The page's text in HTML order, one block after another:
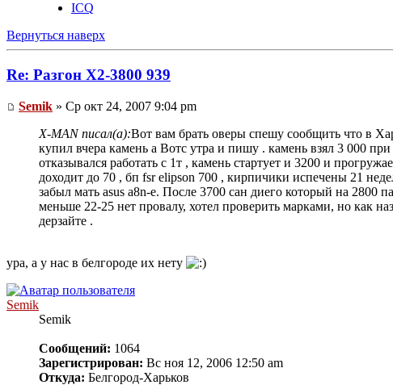
ICQ
Вернуться наверх
Re: Разгон Х2-3800 939
Semik » Ср окт 24, 2007 9:04 pm
X-MAN писал(а):Вот вам брать оверы спешу сообщить что в
купил вчера камень а Вотс утра и пишу . камень взял 3 000
отказывался работать с 1т , камень стартует и 3200 и
доходит до 70 , бп fsr elipson 700 , кирпичики испечены 21
забыл мать asus a8n-e. После 3700 сан диего который на 2800
меньше 22-25 нет провалу, хотел проверить марками, но как
дерзайте .
ура, а у нас в белгороде их нету
Semik
Semik
Сообщений: 1064
Зарегистрирован: Вс ноя 12, 2006 12:50 am
Откуда: Белгород-Харьков